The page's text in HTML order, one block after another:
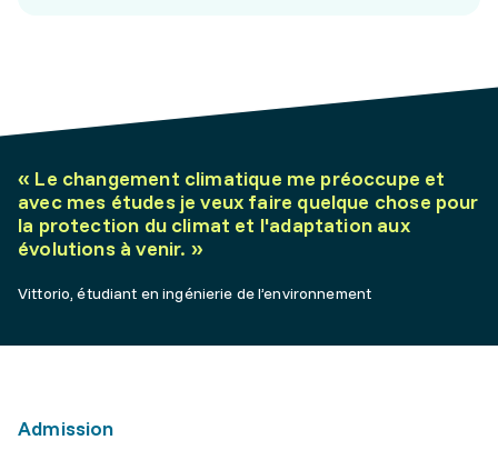
« Le changement climatique me préoccupe et
avec mes études je veux faire quelque chose pour
la protection du climat et l'adaptation aux
évolutions à venir. »
Vittorio, étudiant en ingénierie de l’environnement
Admission